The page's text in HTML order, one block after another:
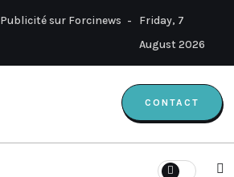
Publicité sur Forcinews
Friday, 7
August 2026
CONTACT